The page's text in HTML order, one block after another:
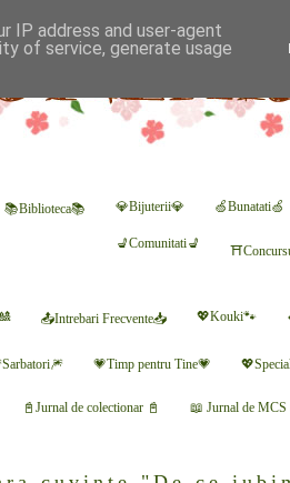
📚Biblioteca📚 💎Bijuterii💎 🍏Bunatati🍏
💺Comunitati💺
📤Intrebari Frecvente📥 💖Kouki🐾
💗Timp pentru Tine💗
📓Jurnal de colectionar 📓 📖 Jurnal de MCS
IP address and user-agent
of service, generate usage